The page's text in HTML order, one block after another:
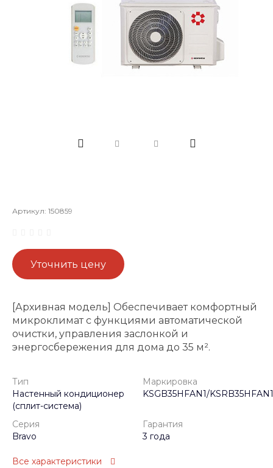
Артикул: 150859
Уточнить цену
[Архивная модель] Обеспечивает комфортный
микроклимат с функциями автоматической
очистки, управления заслонкой и
энергосбережения для дома до 35 м².
Тип
Настенный кондиционер
(сплит-система)
Маркировка
KSGB35HFAN1/KSRB35HFAN1
Серия
Bravo
Гарантия
3 года
Все характеристики